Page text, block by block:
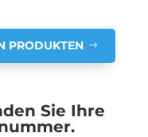
PRODUKTEN
Sie Ihre